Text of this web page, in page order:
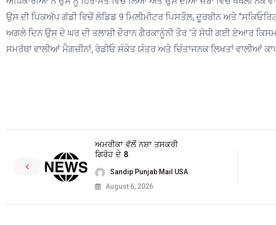
ਉਸ ਦੀ ਪਿਕਅੱਪ ਗੱਡੀ ਵਿਚੋਂ ਲੋਡਿਡ 9 ਮਿਲੀਮੀਟਰ ਪਿਸਤੌਲ, ਦੂਰਬੀਨ ਅਤੇ
ਅਗਲੇ ਦਿਨ ਉਸ ਦੇ ਘਰ ਦੀ ਤਲਾਸ਼ੀ ਦੌਰਾਨ ਗੈਰਕਾਨੂੰਨੀ ਤੌਰ ‘ਤੇ ਸੋਧੀ ਗਈ ਏਆਰ
ਸਮਰੱਥਾ ਵਾਲੀਆਂ ਮੈਗਜ਼ੀਨਾਂ, ਰੇਡੀਓ ਸੰਕੇਤ ਯੰਤਰ ਅਤੇ ਚਿੰਤਾਜਨਕ ਲਿਖਤਾਂ ਵਾਲੀਆਂ
ਅਮਰੀਕਾ ਵੱਲੋਂ ਨਸ਼ਾ ਤਸਕਰੀ
ਗਿਰੋਹ ਦੇ 8
Sandip Punjab Mail USA
August 6, 2026